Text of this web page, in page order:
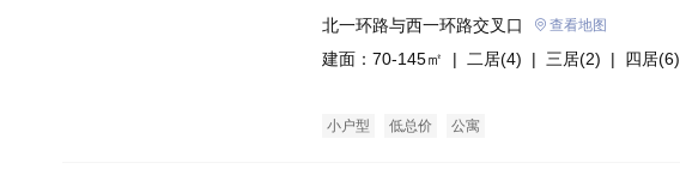
北一环路与西一环路交叉口 查看地图
建面：70-145㎡ | 二居(4) | 三居(2) | 四居(6)
小户型 低总价 公寓